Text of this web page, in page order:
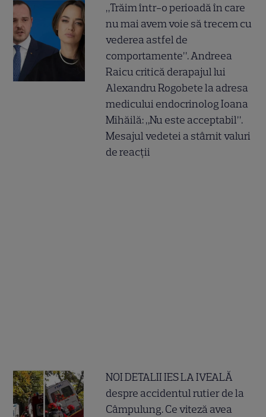
„Trăim într-o perioadă în care
nu mai avem voie să trecem cu
vederea astfel de
comportamente”. Andreea
Raicu critică derapajul lui
Alexandru Rogobete la adresa
medicului endocrinolog Ioana
Mihăilă: „Nu este acceptabil”.
Mesajul vedetei a stârnit valuri
de reacții
NOI DETALII IES LA IVEALĂ
despre accidentul rutier de la
Câmpulung. Ce viteză avea